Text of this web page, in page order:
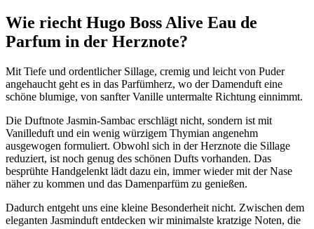
Wie riecht Hugo Boss Alive Eau de
Parfum in der Herznote?
Mit Tiefe und ordentlicher Sillage, cremig und leicht von Puder
angehaucht geht es in das Parfümherz, wo der Damenduft eine
schöne blumige, von sanfter Vanille untermalte Richtung einnimmt.
Die Duftnote Jasmin-Sambac erschlägt nicht, sondern ist mit
Vanilleduft und ein wenig würzigem Thymian angenehm
ausgewogen formuliert. Obwohl sich in der Herznote die Sillage
reduziert, ist noch genug des schönen Dufts vorhanden. Das
besprühte Handgelenkt lädt dazu ein, immer wieder mit der Nase
näher zu kommen und das Damenparfüm zu genießen.
Dadurch entgeht uns eine kleine Besonderheit nicht. Zwischen dem
eleganten Jasminduft entdecken wir minimalste kratzige Noten, die